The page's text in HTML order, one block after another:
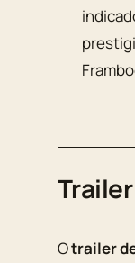
Otrailer